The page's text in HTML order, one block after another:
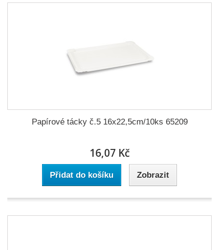
Papírové tácky č.5 16x22,5cm/10ks 65209
16,07 Kč
Přidat do košíku Zobrazit